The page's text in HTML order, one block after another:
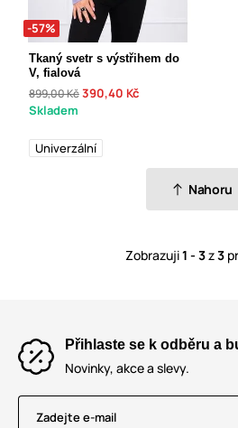
-57%
Tkaný svetr s výstřihem do
V, fialová
899,00 Kč390,40 Kč
Skladem
Univerzální
Nahoru
Zobrazuji1 - 3z3
Přihlaste se k odběru a
Novinky, akce a slevy.
Zadejte e-mail